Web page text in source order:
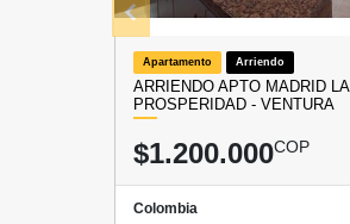
Apartamento Arriendo
ARRIENDO APTO MADRID LA
PROSPERIDAD - VENTURA
$1.200.000COP
Colombia